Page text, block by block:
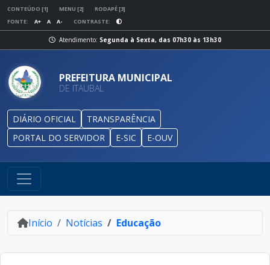
CONTEÚDO [1] MENU [2]
RODAPÉ [3]
FONTE:
A+ A A- CONTRASTE:
Atendimento: Segunda à Sexta, das 07h30 às 13h30
PREFEITURA MUNICIPAL
DE ITAUBAL
DIÁRIO OFICIAL
TRANSPARÊNCIA
PORTAL DO SERVIDOR
E-SIC E-OUV
Início Notícias Educação